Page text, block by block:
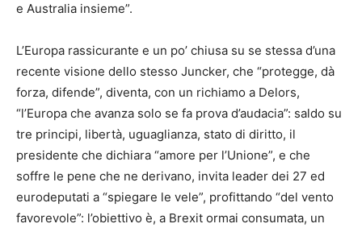
e Australia insieme”.
L’Europa rassicurante e un po’ chiusa su se stessa d’una
recente visione dello stesso Juncker, che “protegge, dà
forza, difende”, diventa, con un richiamo a Delors,
“l’Europa che avanza solo se fa prova d’audacia”: saldo su
tre principi, libertà, uguaglianza, stato di diritto, il
presidente che dichiara “amore per l’Unione”, e che
soffre le pene che ne derivano, invita leader dei 27 ed
eurodeputati a “spiegare le vele”, profittando “del vento
favorevole”: l’obiettivo è, a Brexit ormai consumata, un